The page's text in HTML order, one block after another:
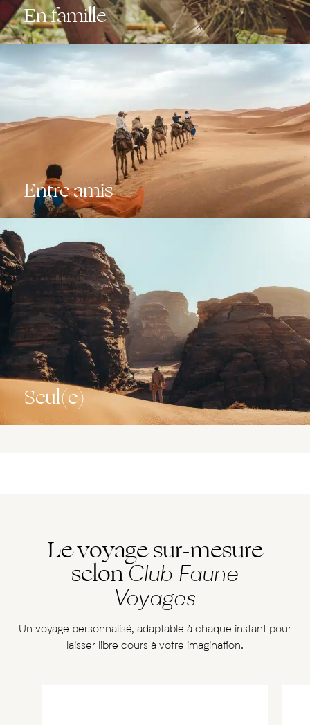
En famille
Entre amis
Seul(e)
Le voyage sur-mesure
selonClub Faune
Voyages
Un voyage personnalisé, adaptable à chaque instant pour
laisser libre cours à votre imagination.